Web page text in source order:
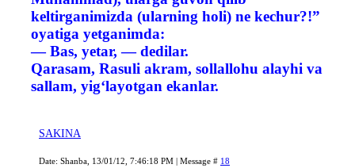
keltirganimizda (ularning holi) ne kechur?!”
oyatiga yetganimda:
— Bas, yetar, — dedilar.
Qarasam, Rasuli akram, sollallohu alayhi va
sallam, yig‘layotgan ekanlar.
SAKINA
Date: Shanba, 13/01/12, 7:46:18 PM | Message # 18